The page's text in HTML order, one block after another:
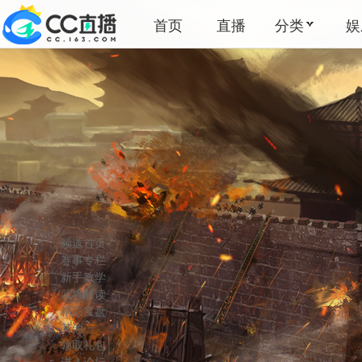
首页 直播 分类
频道首页
赛事专栏
新手教学
武将解读
精彩复盘
其他
领取礼包